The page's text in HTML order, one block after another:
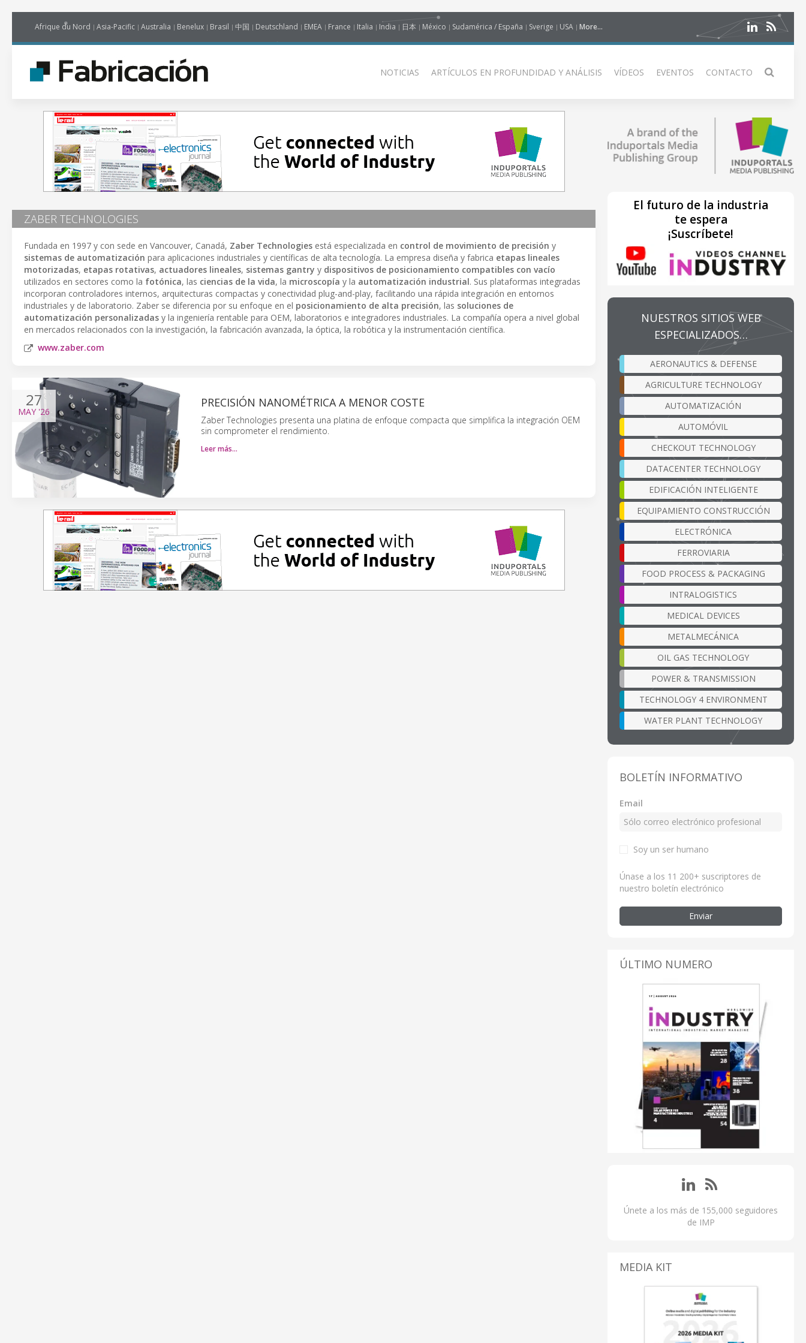
Afrique du Nord Asia-Pacific Australia Benelux Brasil 中国 Deutschland EMEA France Italia India 日本 México Sudamérica / España Sverige USA More...
NOTICIAS ARTÍCULOS EN PROFUNDIDAD Y ANÁLISIS VÍDEOS EVENTOS CONTACTO
ZABER TECHNOLOGIES
Fundada en 1997 y con sede en Vancouver, Canadá, Zaber Technologies está especializada en control de movimiento de precisión y
sistemas de automatización para aplicaciones industriales y científicas de alta tecnología. La empresa diseña y fabrica etapas lineales
motorizadas, etapas rotativas, actuadores lineales, sistemas gantry y dispositivos de posicionamiento compatibles con vacío
utilizados en sectores como la fotónica, las ciencias de la vida, la microscopía y la automatización industrial. Sus plataformas integradas
incorporan controladores internos, arquitecturas compactas y conectividad plug-and-play, facilitando una rápida integración en entornos
industriales y de laboratorio. Zaber se diferencia por su enfoque en el posicionamiento de alta precisión, las soluciones de
automatización personalizadas y la ingeniería rentable para OEM, laboratorios e integradores industriales. La compañía opera a nivel global
en mercados relacionados con la investigación, la fabricación avanzada, la óptica, la robótica y la instrumentación científica.
www.zaber.com
27
MAY '26
PRECISIÓN NANOMÉTRICA A MENOR COSTE
Zaber Technologies presenta una platina de enfoque compacta que simplifica la integración OEM
sin comprometer el rendimiento.
Leer más…
El futuro de la industria
te espera
¡Suscríbete!
NUESTROS SITIOS WEB
ESPECIALIZADOS…
AERONAUTICS & DEFENSE
AGRICULTURE TECHNOLOGY
AUTOMATIZACIÓN
AUTOMÓVIL
CHECKOUT TECHNOLOGY
DATACENTER TECHNOLOGY
EDIFICACIÓN INTELIGENTE
EQUIPAMIENTO CONSTRUCCIÓN
ELECTRÓNICA
FERROVIARIA
FOOD PROCESS & PACKAGING
INTRALOGISTICS
MEDICAL DEVICES
METALMECÁNICA
OIL GAS TECHNOLOGY
POWER & TRANSMISSION
TECHNOLOGY 4 ENVIRONMENT
WATER PLANT TECHNOLOGY
BOLETÍN INFORMATIVO
Email
Soy un ser humano
Únase a los 11 200+ suscriptores de
nuestro boletín electrónico
Enviar
ÚLTIMO NUMERO
Únete a los más de 155,000 seguidores
de IMP
MEDIA KIT